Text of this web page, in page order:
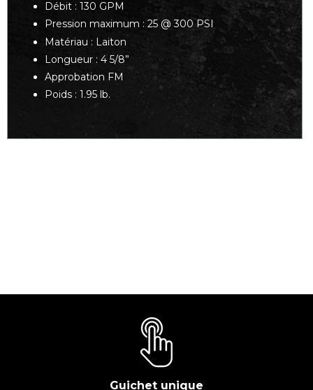
Débit : 130 GPM
Pression maximum : 25 @ 300 PSI
Matériau : Laiton
Longueur : 4 5/8”
Approbation FM
Poids : 1.95 lb.
Guichet unique